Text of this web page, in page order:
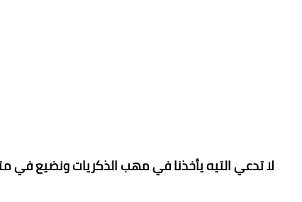
لا تدعي التيه يأخذنا في مهب الذكريات ونضيع في